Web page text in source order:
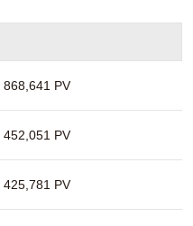
868,641 PV
452,051 PV
425,781 PV